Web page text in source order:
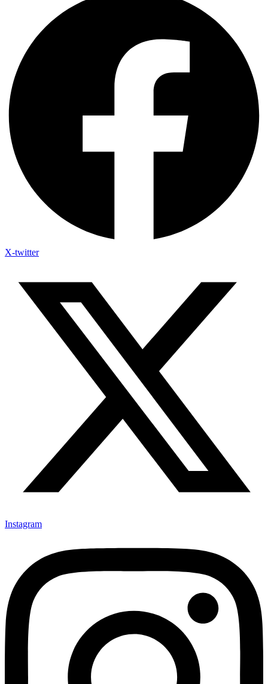
X-twitter
Instagram